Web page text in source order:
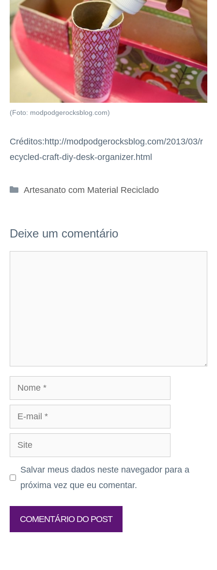
(Foto: modpodgerocksblog.com)
Créditos:http://modpodgerocksblog.com/2013/03/r
ecycled-craft-diy-desk-organizer.html
Categorias
Artesanato com Material Reciclado
Deixe um comentário
Nome
mail
Site
Salvar meus dados neste navegador para a
próxima vez que eu comentar.